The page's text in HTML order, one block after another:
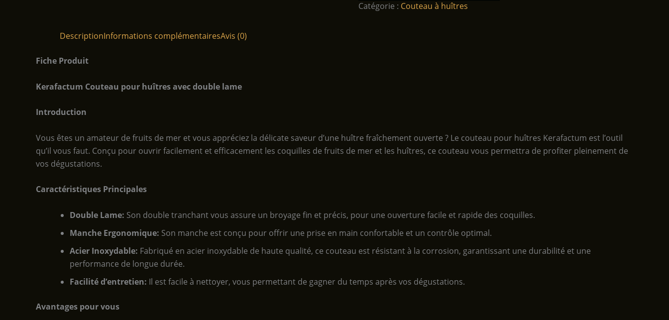
Catégorie : Couteau à huîtres
DescriptionInformations complémentairesAvis (0)
Fiche Produit
Kerafactum Couteau pour huîtres avec double lame
Introduction
Vous êtes un amateur de fruits de mer et vous appréciez la délicate saveur d’une huître fraîchement ouverte ? Le couteau pour huîtres Kerafactum est l’outil
qu’il vous faut. Conçu pour ouvrir facilement et efficacement les coquilles de fruits de mer et les huîtres, ce couteau vous permettra de profiter pleinement de
vos dégustations.
Caractéristiques Principales
Double Lame: Son double tranchant vous assure un broyage fin et précis, pour une ouverture facile et rapide des coquilles.
Manche Ergonomique: Son manche est conçu pour offrir une prise en main confortable et un contrôle optimal.
Acier Inoxydable: Fabriqué en acier inoxydable de haute qualité, ce couteau est résistant à la corrosion, garantissant une durabilité et une
performance de longue durée.
Facilité d’entretien: Il est facile à nettoyer, vous permettant de gagner du temps après vos dégustations.
Avantages pour vous